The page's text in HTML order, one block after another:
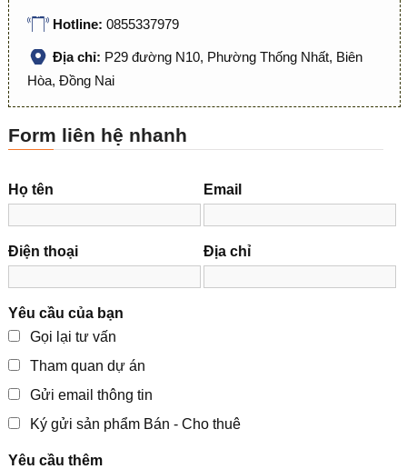
Hotline: 0855337979
Địa chỉ: P29 đường N10, Phường Thống Nhất, Biên
Hòa, Đồng Nai
Form liên hệ nhanh
Họ tên Email
Điện thoại Địa chỉ
Yêu cầu của bạn
Gọi lại tư vấn
Tham quan dự án
Gửi email thông tin
Ký gửi sản phẩm Bán - Cho thuê
Yêu cầu thêm